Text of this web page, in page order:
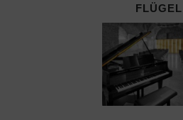
FLÜGEL